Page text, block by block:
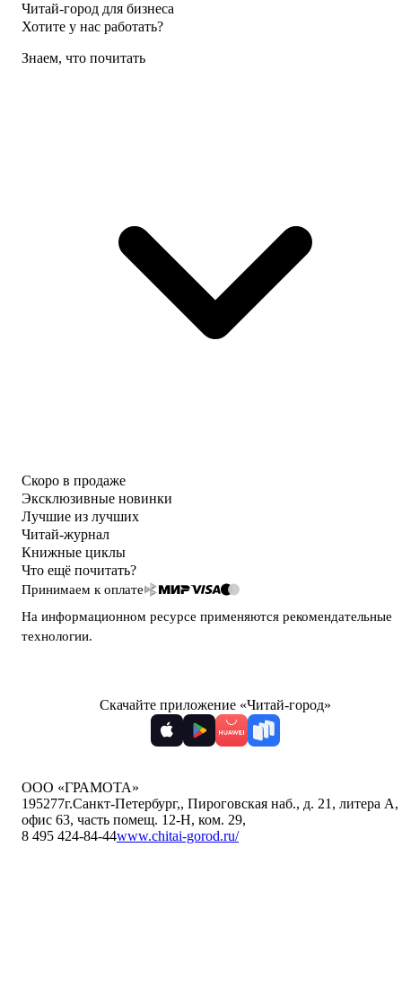
Читай-город для бизнеса
Хотите у нас работать?
Знаем, что почитать
Скоро в продаже
Эксклюзивные новинки
Лучшие из лучших
Читай-журнал
Книжные циклы
Что ещё почитать?
Принимаем к оплате
На информационном ресурсе применяются рекомендательные
технологии.
Скачайте приложение «Читай-город»
ООО «ГРАМОТА»
195277г.Санкт-Петербург,, Пироговская наб., д. 21, литера А,
офис 63, часть помещ. 12-Н, ком. 29,
8 495 424-84-44www.chitai-gorod.ru/